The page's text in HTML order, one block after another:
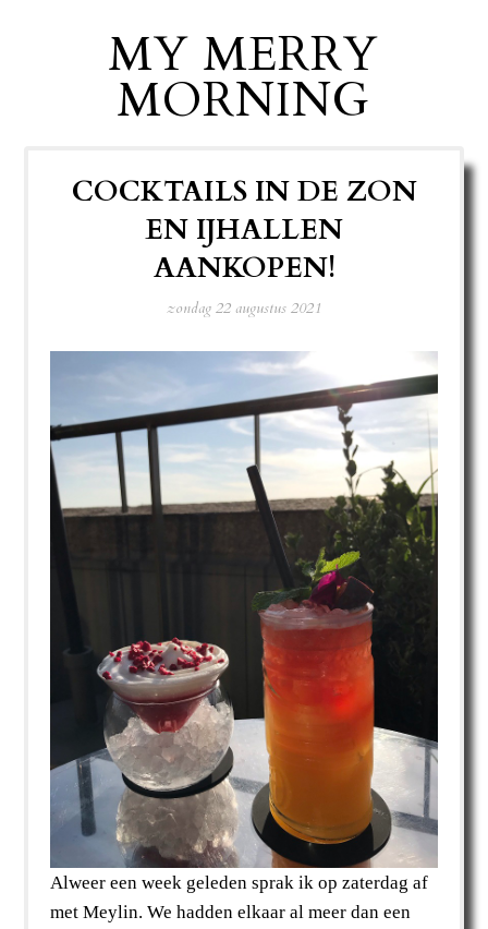
MY MERRY
MORNING
COCKTAILS IN DE ZON
EN IJHALLEN
AANKOPEN!
zondag 22 augustus 2021
Alweer een week geleden sprak ik op zaterdag af
met Meylin. We hadden elkaar al meer dan een